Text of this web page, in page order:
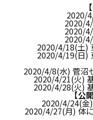
2020/
2020/
2020/
2020/
2020/4/18(土)
2020/4/19(日)
2020/4/8(水) 菅沼
2020/4/21(火)
2020/4/28(火)
【公
2020/4/24(金
2020/4/27(月) 体